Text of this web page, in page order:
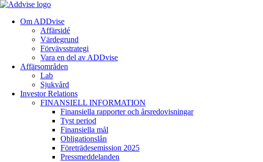
Om ADDvise
Affärsidé
Värdegrund
Förvävsstrategi
Vara en del av ADDvise
Affärsområden
Lab
Sjukvård
Investor Relations
FINANSIELL INFORMATION
Finansiella rapporter och årsredovisningar
Tyst period
Finansiella mål
Obligationslån
Företrädesemission 2025
Pressmeddelanden